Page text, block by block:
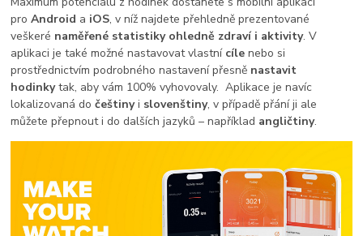
proAndroid a iOS, v níž najdete přehledně prezentované
veškeré naměřené statistiky ohledně zdraví i aktivity. V
aplikaci je také možné nastavovat vlastní cíle nebo si
prostřednictvím podrobného nastavení přesně nastavit
hodinkytak, aby vám 100% vyhovovaly. Aplikace je navíc
lokalizovaná dočeštinyi slovenštiny, v případě přání ji ale
můžete přepnout i do dalších jazyků – například angličtiny.